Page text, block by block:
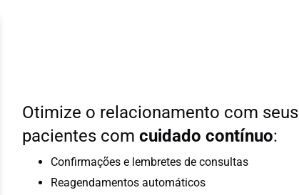
Otimize o relacionamento com seus
pacientes comcuidado contínuo:
Confirmações e lembretes de consultas
Reagendamentos automáticos